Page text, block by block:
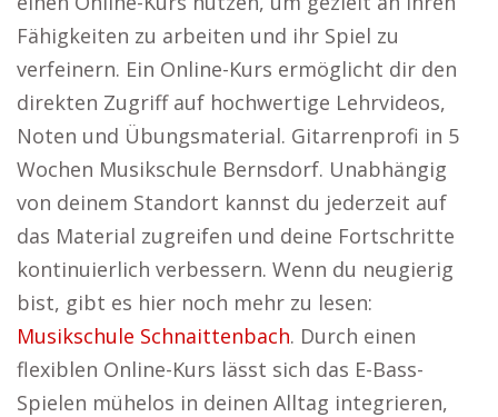
Fähigkeiten zu arbeiten und ihr Spiel zu
verfeinern. Ein Online-Kurs ermöglicht dir den
direkten Zugriff auf hochwertige Lehrvideos,
Noten und Übungsmaterial. Gitarrenprofi in 5
Wochen Musikschule Bernsdorf. Unabhängig
von deinem Standort kannst du jederzeit auf
das Material zugreifen und deine Fortschritte
kontinuierlich verbessern. Wenn du neugierig
bist, gibt es hier noch mehr zu lesen:
Musikschule Schnaittenbach. Durch einen
flexiblen Online-Kurs lässt sich das E-Bass-
Spielen mühelos in deinen Alltag integrieren,